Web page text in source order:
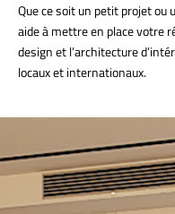
Que ce soit un petit projet ou
aide à mettre en place votre
design et l’architecture
locaux et internationaux.